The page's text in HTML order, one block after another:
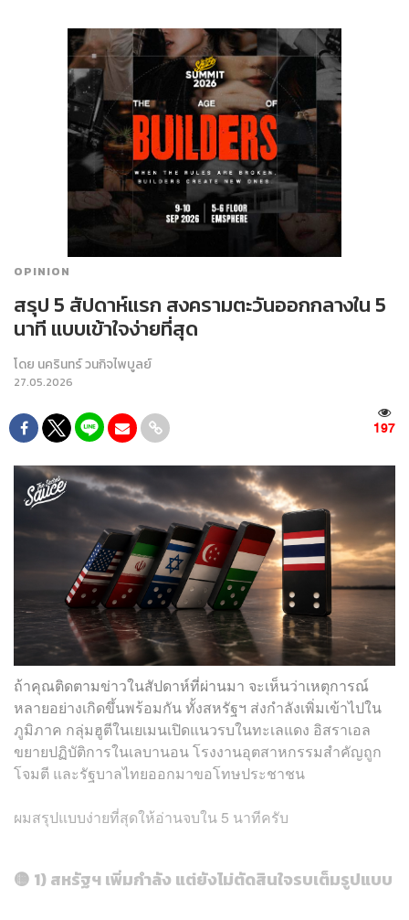
OPINION
สรุป 5 สัปดาห์แรก สงครามตะวันออกกลางใน 5
นาที แบบเข้าใจง่ายที่สุด
โดย นครินทร์ วนกิจไพบูลย์
27.05.2026
197
ถ้าคุณติดตามข่าวในสัปดาห์ที่ผ่านมา จะเห็นว่าเหตุการณ์
หลายอย่างเกิดขึ้นพร้อมกัน ทั้งสหรัฐฯ ส่งกำลังเพิ่มเข้าไปใน
ภูมิภาค กลุ่มฮูตีในเยเมนเปิดแนวรบในทะเลแดง อิสราเอล
ขยายปฏิบัติการในเลบานอน โรงงานอุตสาหกรรมสำคัญถูก
โจมตี และรัฐบาลไทยออกมาขอโทษประชาชน
ผมสรุปแบบง่ายที่สุดให้อ่านจบใน 5 นาทีครับ
🟡 1) สหรัฐฯ เพิ่มกำลัง แต่ยังไม่ตัดสินใจรบเต็มรูปแบบ